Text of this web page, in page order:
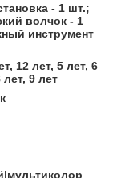
- 1 шт.;
волчок - 1
инструмент
12 лет, 5 лет, 6
лет, 9 лет